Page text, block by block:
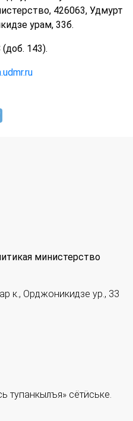
426063, Удмурт
урам, 33б.
143).
министерство
к., Орджоникидзе ур., 33
тупанкылъя» сётӥське.